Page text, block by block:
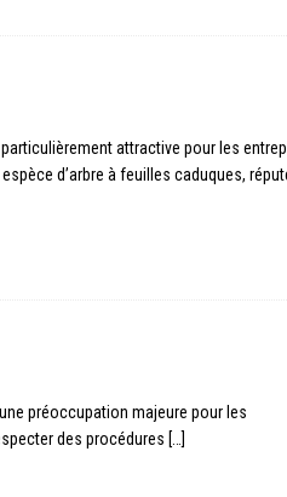
attractive pour les
d’arbre à feuilles caduques,
préoccupation majeure pour les
des procédures […]